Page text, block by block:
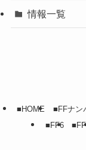
情報一覧
■HOME ■FFナン
■FF6